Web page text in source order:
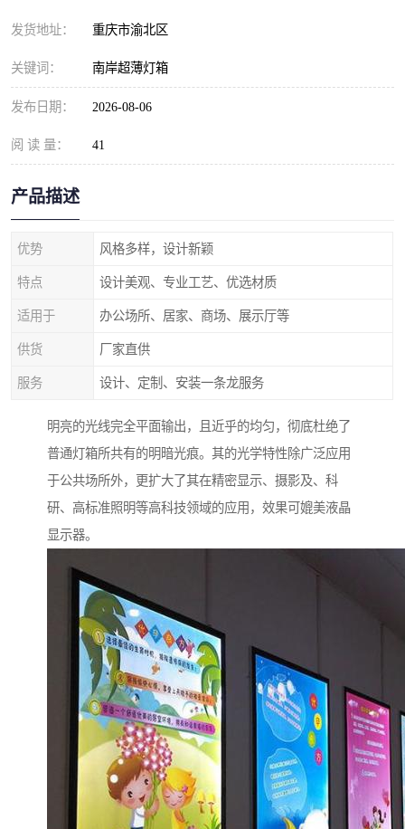
发货地址： 重庆市渝北区
关键词： 南岸超薄灯箱
发布日期： 2026-08-06
阅 读 量： 41
产品描述
优势 风格多样，设计新颖
特点 设计美观、专业工艺、优选材质
适用于 办公场所、居家、商场、展示厅等
供货 厂家直供
服务 设计、定制、安装一条龙服务
明亮的光线完全平面输出，且近乎的均匀，彻底杜绝了
普通灯箱所共有的明暗光痕。其的光学特性除广泛应用
于公共场所外，更扩大了其在精密显示、摄影及、科
研、高标准照明等高科技领域的应用，效果可媲美液晶
显示器。